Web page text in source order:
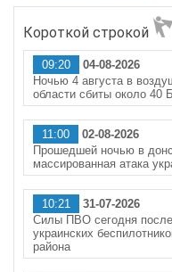
Короткой строкой
09:20
04-08-2026
Ночью 4 августа в
области сбиты около 40
11:00
02-08-2026
Прошедшей ночью в
массированная атака
10:21
31-07-2026
Силы ПВО сегодня
украинских
района